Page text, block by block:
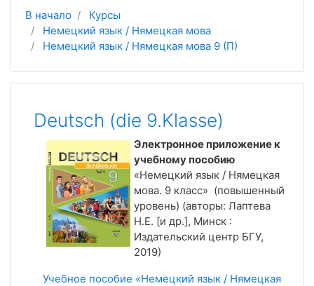
В начало
Курсы
Немецкий язык / Нямецкая мова
Немецкий язык / Нямецкая мова 9 (П)
Тематический план
Deutsch (die 9.Klasse)
Электронное приложение к
учебному пособию
«Немецкий язык / Нямецкая
мова. 9 класс» (повышенный
уровень) (авторы: Лаптева
Н.Е. [и др.], Минск :
Издательский центр БГУ,
2019)
Учебное пособие «Немецкий язык / Нямецкая